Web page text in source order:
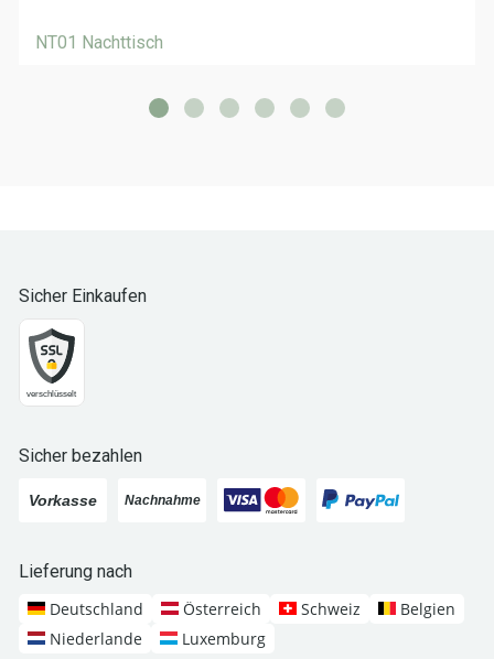
NT01 Nachttisch
Sicher Einkaufen
Sicher bezahlen
Lieferung nach
Deutschland
Österreich Schweiz
Belgien
Niederlande
Luxemburg